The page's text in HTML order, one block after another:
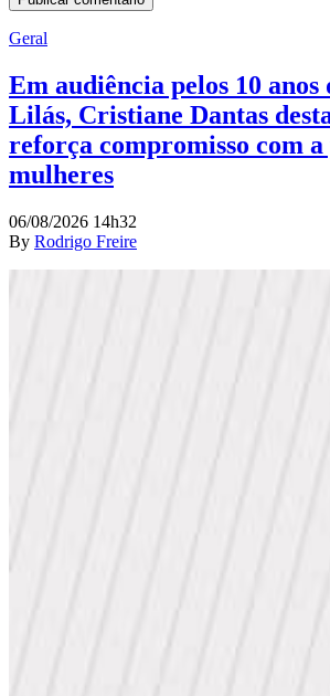
Geral
Em audiência pelos 10 anos
Lilás, Cristiane Dantas
reforça compromisso com a
mulheres
06/08/2026 14h32
By Rodrigo Freire